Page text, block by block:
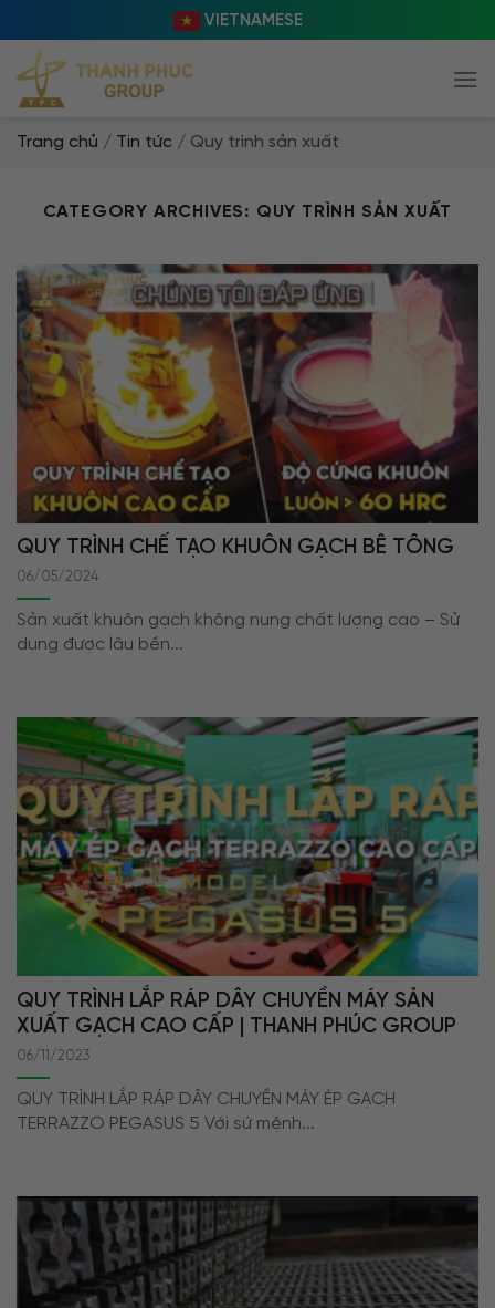
to
content
VIETNAMESE ▼
Trang chủ / Tin tức / Quy trình sản xuất
CATEGORY ARCHIVES: QUY TRÌNH SẢN XUẤT
QUY TRÌNH CHẾ TẠO KHUÔN GẠCH BÊ TÔNG
06/05/2024
Sản xuất khuôn gạch không nung chất lượng cao – Sử
dụng được lâu bền...
QUY TRÌNH LẮP RÁP DÂY CHUYỀN MÁY SẢN
XUẤT GẠCH CAO CẤP | THANH PHÚC GROUP
06/11/2023
QUY TRÌNH LẮP RÁP DÂY CHUYỀN MÁY ÉP GẠCH
TERRAZZO PEGASUS 5 Với sứ mệnh...